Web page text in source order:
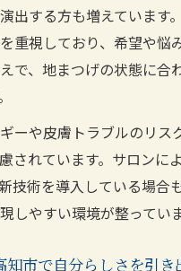
高知市で自然に盛れる仕
のまつエク最新トレンド紹
出する方も増えています
重視しており、希望や悩
で、地まつげの状態に合
ーや皮膚トラブルのリス
されています。サロンに
技術を導入している場合
しやすい環境が整っていま
知市で自分らしさを引き